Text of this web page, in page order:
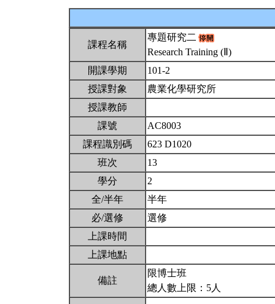
課程名稱
專題研究二
Research Training (Ⅱ)
開課學期
101-2
授課對象
農業化學研究所
授課教師
課號
AC8003
課程識別碼
623 D1020
班次
13
學分
2
全/半年
半年
必/選修
選修
上課時間
上課地點
備註
限博士班
總人數上限：5人